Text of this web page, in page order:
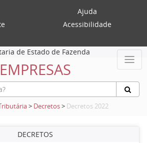
Ajuda
Acessibilidade
de Estado de Fazenda
EMPRESAS
> Decretos> Decretos 2022
DECRETOS